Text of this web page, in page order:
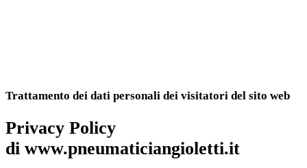
Trattamento dei dati personali dei visitatori del sito web
Privacy Policy
di www.pneumaticiangioletti.it